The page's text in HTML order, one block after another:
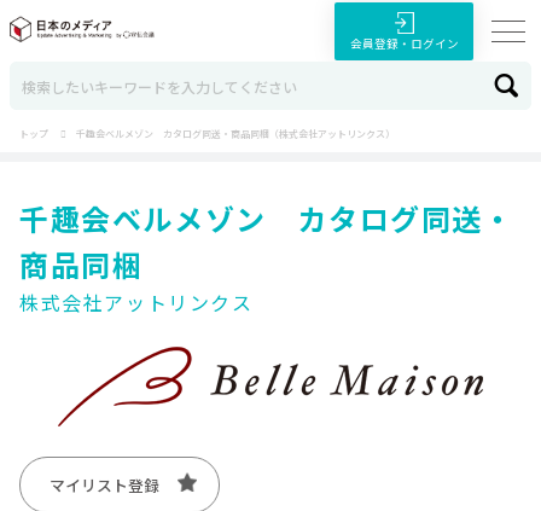
会員登録・ログイン
トップ 千趣会ベルメゾン カタログ同送・商品同梱（株式会社アットリンクス）
千趣会ベルメゾン カタログ同送・
商品同梱
株式会社アットリンクス
マイリスト登録